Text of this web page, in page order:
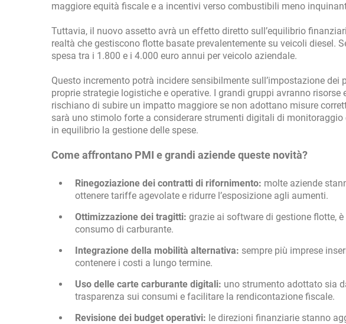
maggiore equità fiscale e a incentivi verso combustibili meno
Tuttavia, il nuovo assetto avrà un effetto diretto sull’equilibrio
realtà che gestiscono flotte basate prevalentemente su veicoli diesel.
spesa tra i 1.800 e i 4.000 euro annui per veicolo aziendale.
Questo incremento potrà incidere sensibilmente sull’impostazione
proprie strategie logistiche e operative. I grandi gruppi avranno risorse
rischiano di subire un impatto maggiore se non adottano misure
sarà uno stimolo forte a considerare strumenti digitali di
in equilibrio la gestione delle spese.
Come affrontano PMI e grandi aziende queste novità?
Rinegoziazione dei contratti di rifornimento: molte aziende
ottenere tariffe agevolate e ridurre l’esposizione agli aumenti.
Ottimizzazione dei tragitti: grazie ai software di gestione flotte,
consumo di carburante.
Integrazione della mobilità alternativa: sempre più imprese
contenere i costi a lungo termine.
Uso delle carte carburante digitali: uno strumento adottato sia
trasparenza sui consumi e facilitare la rendicontazione fiscale.
Revisione dei budget operativi: le direzioni finanziarie stanno